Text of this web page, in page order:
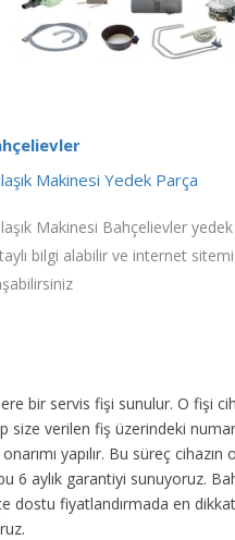
Makinesi Yedek Parça
Makinesi Bahçelievler
bilgi alabilir ve internet
bir servis fişi sunulur. O fişi
size verilen fiş üzerindeki
yapılır. Bu süreç
6 aylık garantiyi sunuyoruz.
dostu fiyatlandırmada en